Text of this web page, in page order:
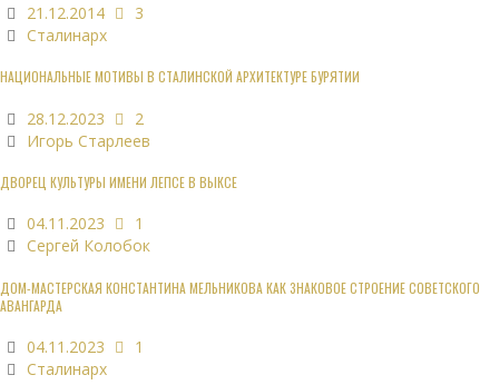
21.12.2014
3
Сталинарх
НАЦИОНАЛЬНЫЕ МОТИВЫ В СТАЛИНСКОЙ АРХИТЕКТУРЕ БУРЯТИИ
28.12.2023
2
Игорь Старлеев
ДВОРЕЦ КУЛЬТУРЫ ИМЕНИ ЛЕПСЕ В ВЫКСЕ
04.11.2023
1
Сергей Колобок
ДОМ-МАСТЕРСКАЯ КОНСТАНТИНА МЕЛЬНИКОВА КАК ЗНАКОВОЕ СТРОЕНИЕ СОВЕТСКОГО
АВАНГАРДА
04.11.2023
1
Сталинарх